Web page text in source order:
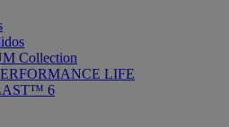
Collection
LIFE
6